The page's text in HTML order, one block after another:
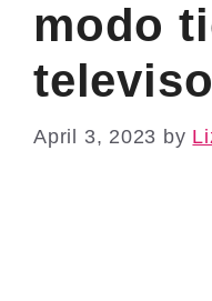
modo
April 3, 2023 by